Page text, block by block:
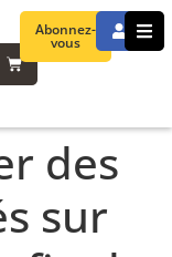
Abonnez-
vous
des
sur